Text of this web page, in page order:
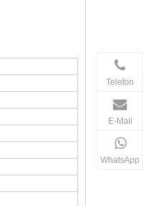
Telefon
E-Mail
WhatsApp